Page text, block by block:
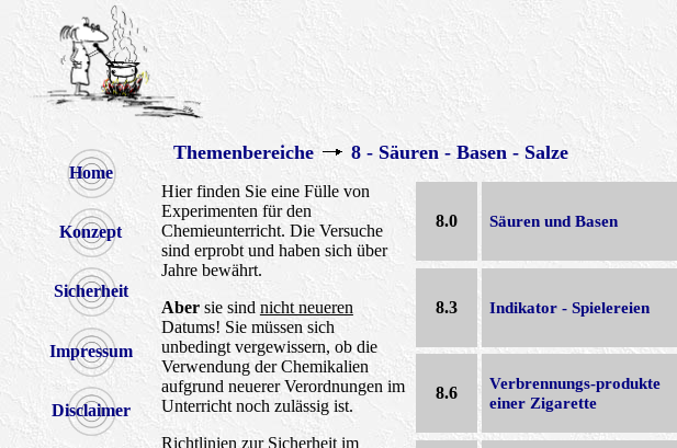
Home
Konzept
Sicherheit
Impressum
Disclaimer
Themenbereiche 8 - Säuren - Basen - Salze
Hier finden Sie eine Fülle von
Experimenten für den
Chemieunterricht. Die Versuche
sind erprobt und haben sich über
Jahre bewährt.
Abersie sind nicht neueren
Datums! Sie müssen sich
unbedingt vergewissern, ob die
Verwendung der Chemikalien
aufgrund neuerer Verordnungen im
Unterricht noch zulässig ist.
Richtlinien zur Sicherheit im
8.0 Säuren und Basen
8.3 Indikator - Spielereien
8.6
Verbrennungs-produkte
einer Zigarette